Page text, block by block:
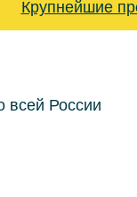
Крупнейшие
всей России